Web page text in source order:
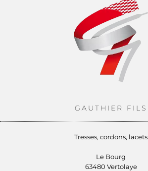
GAUTHIER FILS
Tresses, cordons, lacets
Le Bourg
63480 Vertolaye